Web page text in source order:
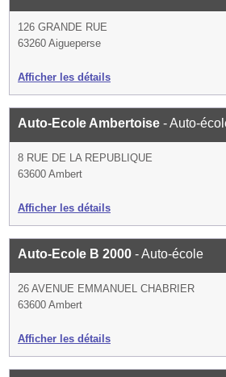
126 GRANDE RUE
63260 Aigueperse
Afficher les détails
Auto-Ecole Ambertoise - Auto-
8 RUE DE LA REPUBLIQUE
63600 Ambert
Afficher les détails
Auto-Ecole B 2000 - Auto-école
26 AVENUE EMMANUEL CHABRIER
63600 Ambert
Afficher les détails